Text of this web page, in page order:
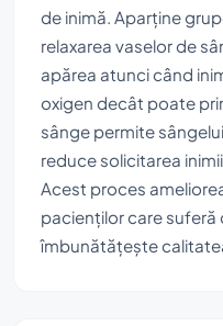
de inimă. Aparține
relaxarea vaselor de
apărea atunci când
oxigen decât poate
sânge permite
reduce solicitarea
Acest proces
pacienților care suferă
îmbunătățește